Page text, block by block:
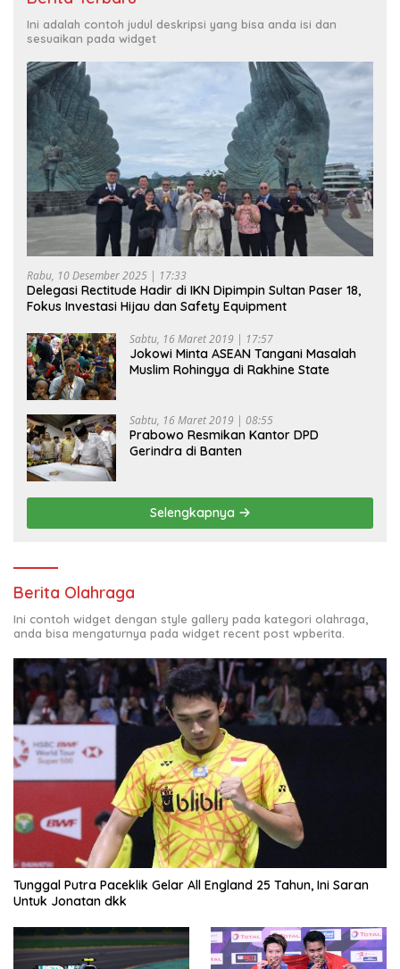
Ini adalah contoh judul deskripsi yang bisa anda isi dan
sesuaikan pada widget
Rabu, 10 Desember 2025 | 17:33
Delegasi Rectitude Hadir di IKN Dipimpin Sultan Paser 18,
Fokus Investasi Hijau dan Safety Equipment
Sabtu, 16 Maret 2019 | 17:57
Jokowi Minta ASEAN Tangani Masalah
Muslim Rohingya di Rakhine State
Sabtu, 16 Maret 2019 | 08:55
Prabowo Resmikan Kantor DPD
Gerindra di Banten
Selengkapnya
Berita Olahraga
Ini contoh widget dengan style gallery pada kategori olahraga,
anda bisa mengaturnya pada widget recent post wpberita.
Tunggal Putra Paceklik Gelar All England 25 Tahun, Ini Saran
Untuk Jonatan dkk